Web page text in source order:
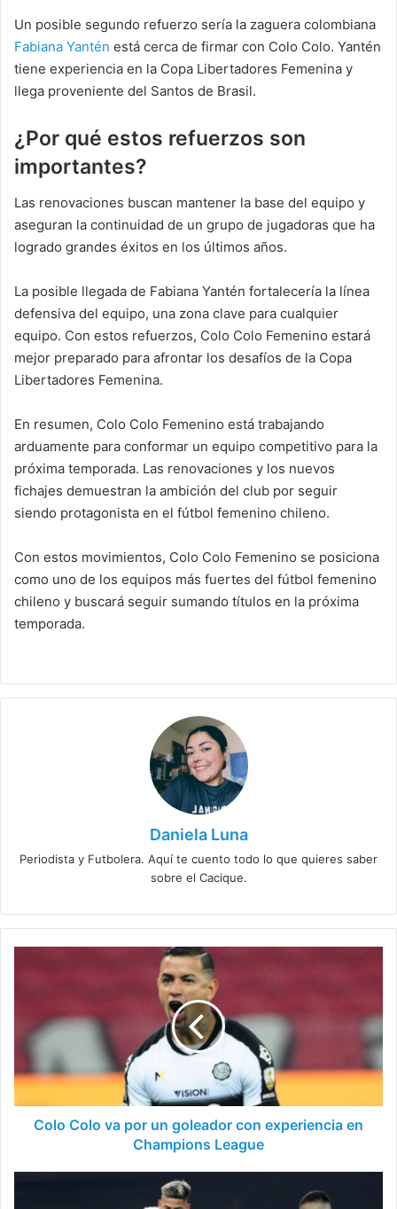
Un posible segundo refuerzo sería la zaguera colombiana
Fabiana Yantén está cerca de firmar con Colo Colo. Yantén
tiene experiencia en la Copa Libertadores Femenina y
llega proveniente del Santos de Brasil.
¿Por qué estos refuerzos son
importantes?
Las renovaciones buscan mantener la base del equipo y
aseguran la continuidad de un grupo de jugadoras que ha
logrado grandes éxitos en los últimos años.
La posible llegada de Fabiana Yantén fortalecería la línea
defensiva del equipo, una zona clave para cualquier
equipo. Con estos refuerzos, Colo Colo Femenino estará
mejor preparado para afrontar los desafíos de la Copa
Libertadores Femenina.
En resumen, Colo Colo Femenino está trabajando
arduamente para conformar un equipo competitivo para la
próxima temporada. Las renovaciones y los nuevos
fichajes demuestran la ambición del club por seguir
siendo protagonista en el fútbol femenino chileno.
Con estos movimientos, Colo Colo Femenino se posiciona
como uno de los equipos más fuertes del fútbol femenino
chileno y buscará seguir sumando títulos en la próxima
temporada.
Daniela Luna
Periodista y Futbolera. Aquí te cuento todo lo que quieres saber
sobre el Cacique.
experiencia
en
Champions
Colo Colo va por un goleador con experiencia en
Champions League